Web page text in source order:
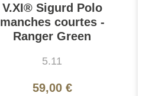
V.XI® Sigurd Polo
manches courtes -
Ranger Green
5.11
59,00 €